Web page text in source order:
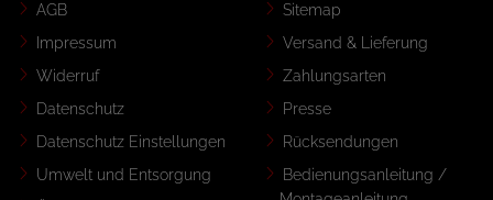
AGB
Impressum
Widerruf
Datenschutz
Datenschutz Einstellungen
Umwelt und Entsorgung
Sitemap
Versand & Lieferung
Zahlungsarten
Presse
Rücksendungen
Bedienungsanleitung /